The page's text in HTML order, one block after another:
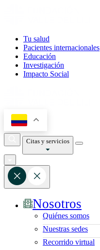
Tu salud
Pacientes internacionales
Educación
Investigación
Impacto Social
Citas y servicios
Nosotros
Quiénes somos
Nuestras sedes
Recorrido virtual